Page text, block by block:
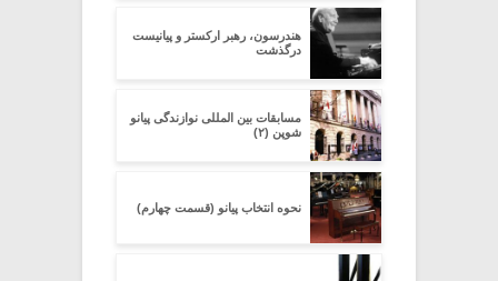
هندرسون، رهبر ارکستر و پیانیست
درگذشت
مسابقات بین المللی نوازندگی پیانو
شوپن (۲)
نحوه انتخاب پیانو (قسمت چهارم)